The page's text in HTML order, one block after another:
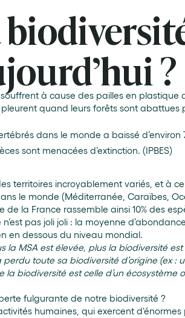
?
à cause des pailles en plastique
quand leurs forêts sont abattues
dans le monde a baissé d’environ
sont menacées d’extinction. (IPBES)
territoires incroyablement variés, et à
le monde (Méditerranée, Caraïbes,
de la France rassemble ainsi 10% des
pas joli joli : la moyenne
en dessous du niveau mondial.
la MSA est élevée, plus la biodiversité
perdu toute sa biodiversité d’origine (ex
la biodiversité est celle d’un
fulgurante de notre biodiversité ?
humaines, qui exercent d'énormes